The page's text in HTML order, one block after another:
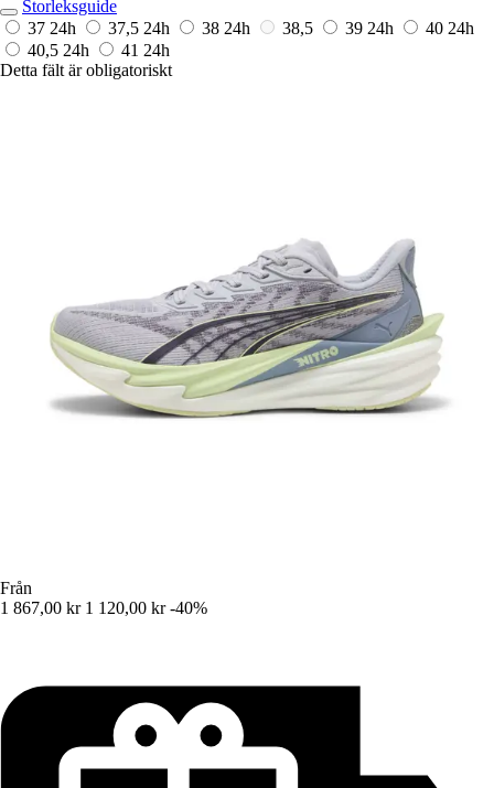
Storleksguide
37 24h 37,5 24h 38 24h 38,5 39 24h 40 24h
40,5 24h 41 24h
Detta fält är obligatoriskt
Från
1 867,00 kr 1 120,00 kr -40%